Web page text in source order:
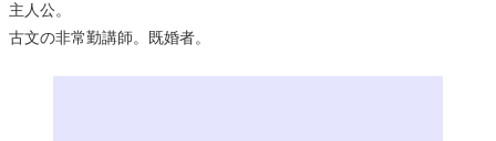
主人公。
古文の非常勤講師。既婚者。